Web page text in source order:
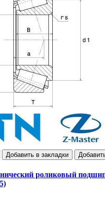
Добавить в закладки
роликовый